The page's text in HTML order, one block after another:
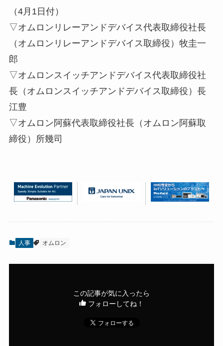
（4月1日付）
▽オムロンリレーアンドデバイス代表取締役社長
（オムロンリレーアンドデバイス取締役）牧圭一
郎
▽オムロンスイッチアンドデバイス代表取締役社
長（オムロンスイッチアンドデバイス取締役）長
江豊
▽オムロン阿蘇代表取締役社長（オムロン阿蘇取
締役）所幾司
人事 オムロン
この記事が気に入ったら
フォローしてね！